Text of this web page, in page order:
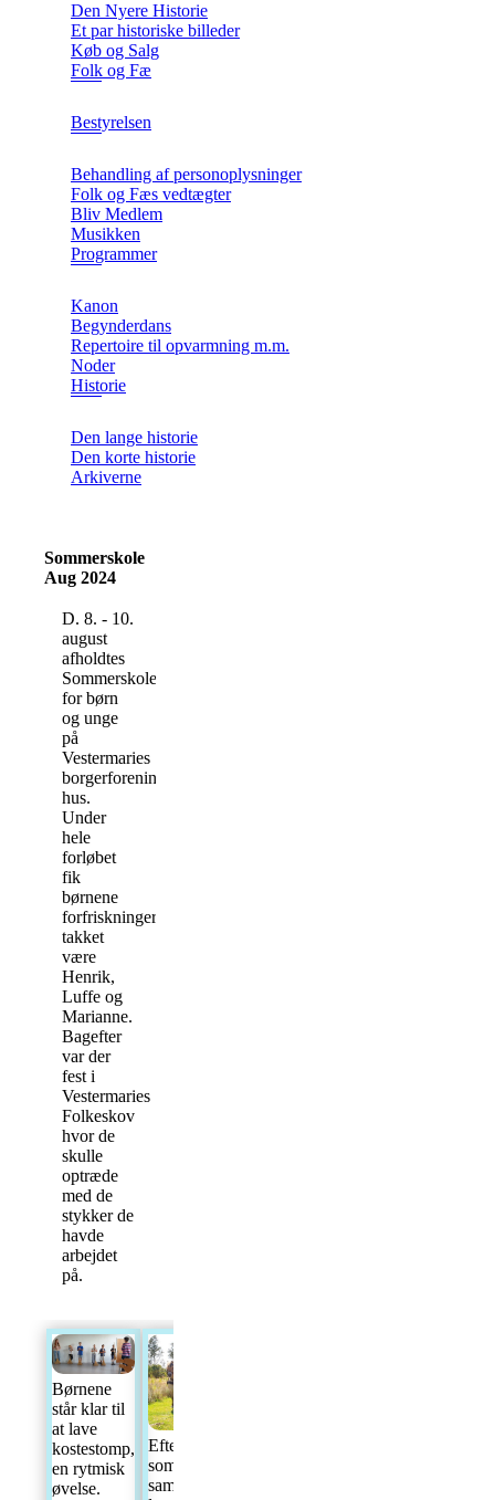
Den Nyere Historie
Et par historiske billeder
Køb og Salg
Folk og Fæ
Bestyrelsen
Behandling af personoplysninger
Folk og Fæs vedtægter
Bliv Medlem
Musikken
Programmer
Kanon
Begynderdans
Repertoire til opvarmning m.m.
Noder
Historie
Den lange historie
Den korte historie
Arkiverne
Sommerskole
Aug 2024
D. 8. - 10.
august
afholdtes
Sommerskole
for børn
og unge
på
Vestermaries
borgerforenings
hus.
Under
hele
forløbet
fik
børnene
forfriskninger
takket
være
Henrik,
Luffe og
Marianne.
Bagefter
var der
fest i
Vestermaries
Folkeskov
hvor de
skulle
optræde
med de
stykker de
havde
arbejdet
på.
Børnene
står klar til
at lave
kostestomp,
en rytmisk
øvelse.
Efter
sommerskolen
samledes børnene i